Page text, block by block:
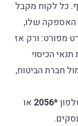
כל לקוח מקבל
האספקה שלו,
מפורט: ורק אז
תנאי הכיסוי
חברת הביטוח,
*2056
או